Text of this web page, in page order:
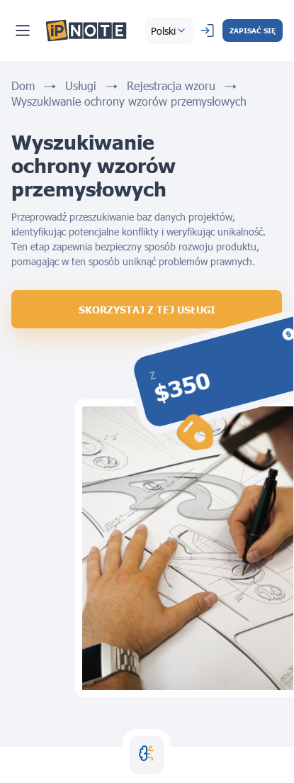
Polski ZAPISAĆ SIĘ
Dom Usługi
Rejestracja wzoru
Wyszukiwanie ochrony wzorów przemysłowych
Wyszukiwanie
ochrony wzorów
przemysłowych
Z
$350
Przeprowadź przeszukiwanie baz danych projektów,
identyfikując potencjalne konflikty i weryfikując unikalność.
Ten etap zapewnia bezpieczny sposób rozwoju produktu,
pomagając w ten sposób uniknąć problemów prawnych.
SKORZYSTAJ Z TEJ USŁUGI